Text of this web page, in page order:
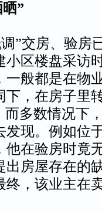
”
”交房、验房
小区楼盘采访
一般都是在物
下，在房子里
而多数情况下
发现。例如位
他在验房时竟
出房屋存在的
，该业主在